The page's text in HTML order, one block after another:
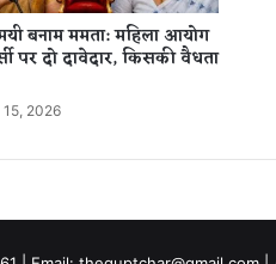
दे
श
शो
बनाम ममता: महिला आयोग
पर दो दावेदार, किसकी वैधता
2026